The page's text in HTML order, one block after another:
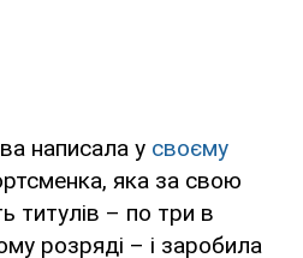
написала у своєму
яка за свою
титулів – по три в
розряді – і заробила